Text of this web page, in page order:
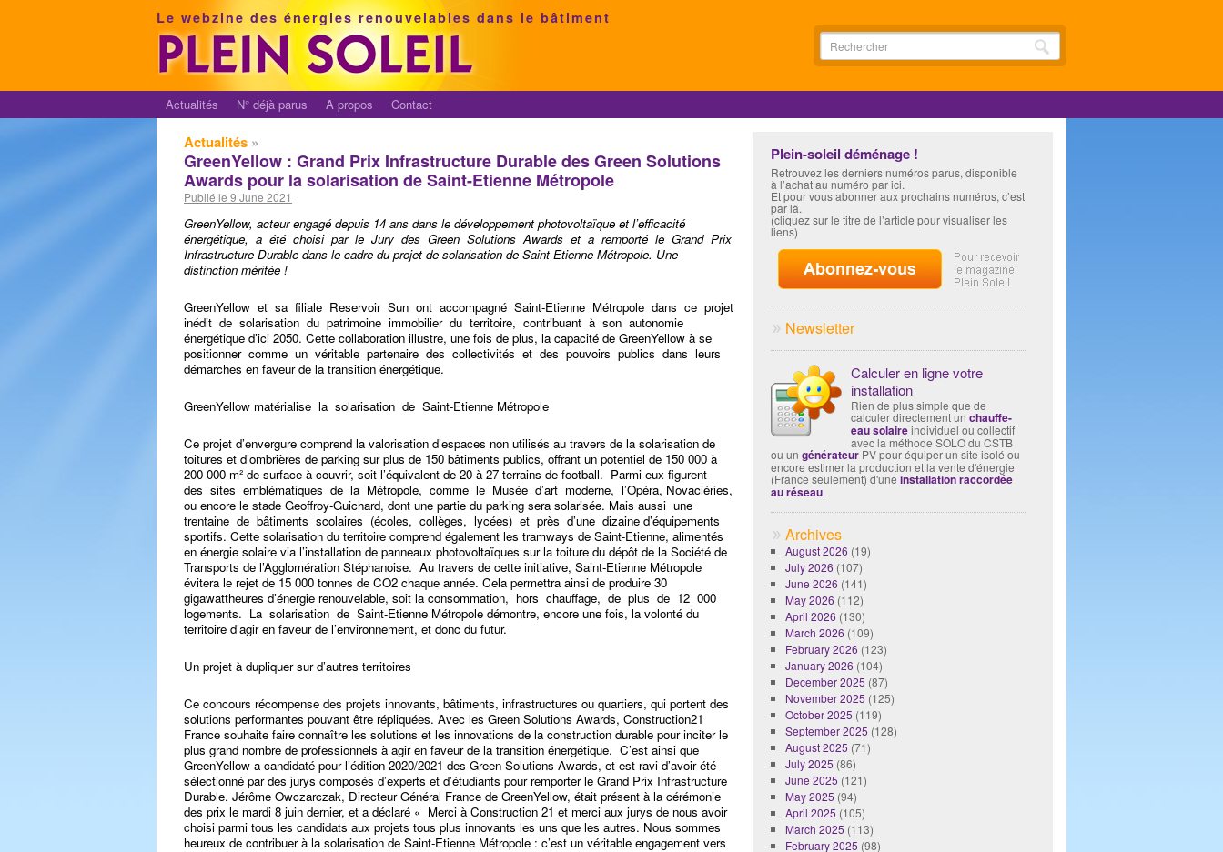
Le webzine des énergies renouvelables dans le bâtiment
Actualités N° déjà parus A propos Contact
Actualités »
GreenYellow : Grand Prix Infrastructure Durable des Green Solutions
Awards pour la solarisation de Saint-Etienne Métropole
Publié le 9 June 2021
GreenYellow, acteur engagé depuis 14 ans dans le développement photovoltaïque et l’efficacité
énergétique, a été choisi par le Jury des Green Solutions Awards et a remporté le Grand Prix
Infrastructure Durable dans le cadre du projet de solarisation de Saint-Etienne Métropole. Une
distinction méritée !
GreenYellow et sa filiale Reservoir Sun ont accompagné Saint-Etienne Métropole dans ce projet
inédit de solarisation du patrimoine immobilier du territoire, contribuant à son autonomie
énergétique d’ici 2050. Cette collaboration illustre, une fois de plus, la capacité de GreenYellow à se
positionner comme un véritable partenaire des collectivités et des pouvoirs publics dans leurs
démarches en faveur de la transition énergétique.
GreenYellow matérialise la solarisation de Saint-Etienne Métropole
Ce projet d’envergure comprend la valorisation d’espaces non utilisés au travers de la solarisation de
toitures et d’ombrières de parking sur plus de 150 bâtiments publics, offrant un potentiel de 150 000 à
200 000 m² de surface à couvrir, soit l’équivalent de 20 à 27 terrains de football. Parmi eux figurent
des sites emblématiques de la Métropole, comme le Musée d’art moderne, l’Opéra, Novaciéries,
ou encore le stade Geoffroy-Guichard, dont une partie du parking sera solarisée. Mais aussi une
trentaine de bâtiments scolaires (écoles, collèges, lycées) et près d’une dizaine d’équipements
sportifs. Cette solarisation du territoire comprend également les tramways de Saint-Etienne, alimentés
en énergie solaire via l’installation de panneaux photovoltaïques sur la toiture du dépôt de la Société de
Transports de l’Agglomération Stéphanoise. Au travers de cette initiative, Saint-Etienne Métropole
évitera le rejet de 15 000 tonnes de CO2 chaque année. Cela permettra ainsi de produire 30
gigawattheures d’énergie renouvelable, soit la consommation, hors chauffage, de plus de 12 000
logements. La solarisation de Saint-Etienne Métropole démontre, encore une fois, la volonté du
territoire d’agir en faveur de l’environnement, et donc du futur.
Un projet à dupliquer sur d’autres territoires
Ce concours récompense des projets innovants, bâtiments, infrastructures ou quartiers, qui portent des
solutions performantes pouvant être répliquées. Avec les Green Solutions Awards, Construction21
France souhaite faire connaître les solutions et les innovations de la construction durable pour inciter le
plus grand nombre de professionnels à agir en faveur de la transition énergétique. C’est ainsi que
GreenYellow a candidaté pour l’édition 2020/2021 des Green Solutions Awards, et est ravi d’avoir été
sélectionné par des jurys composés d’experts et d’étudiants pour remporter le Grand Prix Infrastructure
Durable. Jérôme Owczarczak, Directeur Général France de GreenYellow, était présent à la cérémonie
des prix le mardi 8 juin dernier, et a déclaré « Merci à Construction 21 et merci aux jurys de nous avoir
choisi parmi tous les candidats aux projets tous plus innovants les uns que les autres. Nous sommes
heureux de contribuer à la solarisation de Saint-Etienne Métropole : c’est un véritable engagement vers
Plein-soleil déménage !
Retrouvez les derniers numéros parus, disponible
à l’achat au numéro par ici.
Et pour vous abonner aux prochains numéros, c’est
par là.
(cliquez sur le titre de l’article pour visualiser les
liens)
Newsletter
Calculer en ligne votre
installation
Rien de plus simple que de
calculer directement un chauffe-
eau solaireindividuel ou collectif
avec la méthode SOLO du CSTB
ou un générateur PV pour équiper un site isolé ou
encore estimer la production et la vente d'énergie
(France seulement) d'une installation raccordée
au réseau.
Archives
August 2026 (19)
July 2026 (107)
June 2026 (141)
May 2026 (112)
April 2026 (130)
March 2026 (109)
February 2026 (123)
January 2026 (104)
December 2025 (87)
November 2025 (125)
October 2025 (119)
September 2025 (128)
August 2025 (71)
July 2025 (86)
June 2025 (121)
May 2025 (94)
April 2025 (105)
March 2025 (113)
February 2025 (98)